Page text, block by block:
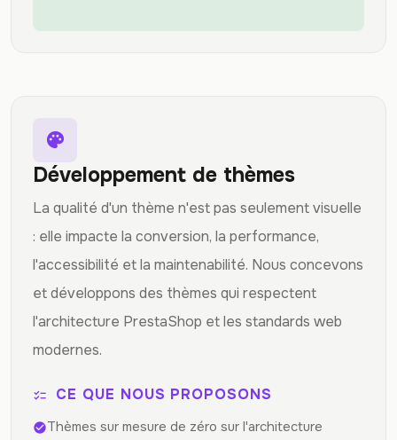
palette
Développement de thèmes
La qualité d'un thème n'est pas seulement visuelle
: elle impacte la conversion, la performance,
l'accessibilité et la maintenabilité. Nous concevons
et développons des thèmes qui respectent
l'architecture PrestaShop et les standards web
modernes.
checklist CE QUE NOUS PROPOSONS
check_circleThèmes sur mesure de zéro sur l'architecture